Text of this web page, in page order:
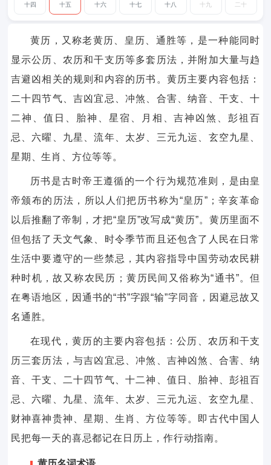
十四 十五 十六 十七 十八 十九 二十
黄历，又称老黄历、皇历、通胜等，是一种能同时
显示公历、农历和干支历等多套历法，并附加大量与趋
吉避凶相关的规则和内容的历书。黄历主要内容包括：
二十四节气、吉凶宜忌、冲煞、合害、纳音、干支、十
二神、值日、胎神、星宿、月相、吉神凶煞、彭祖百
忌、六曜、九星、流年、太岁、三元九运、玄空九星、
星期、生肖、方位等等。
历书是古时帝王遵循的一个行为规范准则，是由皇
帝颁布的历法，所以人们把历书称为“皇历”；辛亥革命
以后推翻了帝制，才把“皇历”改写成“黄历”。黄历里面不
但包括了天文气象、时令季节而且还包含了人民在日常
生活中要遵守的一些禁忌，其内容指导中国劳动农民耕
种时机，故又称农民历；黄历民间又俗称为“通书”。但
在粤语地区，因通书的“书”字跟“输”字同音，因避忌故又
名通胜。
在现代，黄历的主要内容包括：公历、农历和干支
历三套历法，与吉凶宜忌、冲煞、吉神凶煞、合害、纳
音、干支、二十四节气、十二神、值日、胎神、彭祖百
忌、六曜、九星、流年、太岁、三元九运、玄空九星、
财神喜神贵神、星期、生肖、方位等等。即古代中国人
民把每一天的喜忌都记在日历上，作行动指南。